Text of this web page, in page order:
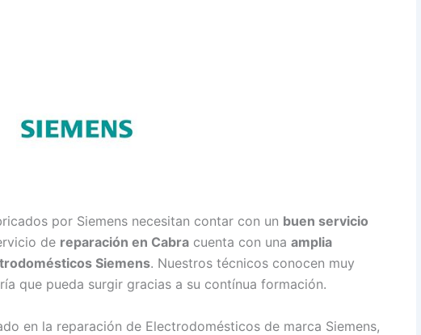
por Siemens necesitan contar con un buen servicio
de reparación en Cabra cuenta con una amplia
Siemens. Nuestros técnicos conocen muy
que pueda surgir gracias a su contínua formación.
en la reparación de Electrodomésticos de marca Siemens,